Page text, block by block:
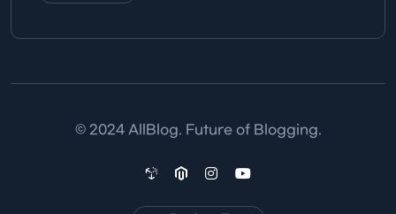
© 2024 AllBlog. Future of Blogging.